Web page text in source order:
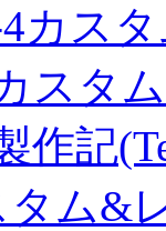
カス
スタ
作記
タム&